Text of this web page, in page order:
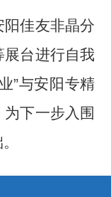
佳友非晶分
展台进行自我
”与安阳专精
下一步入围